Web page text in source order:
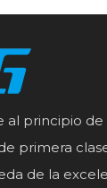
al principio de
primera
de la